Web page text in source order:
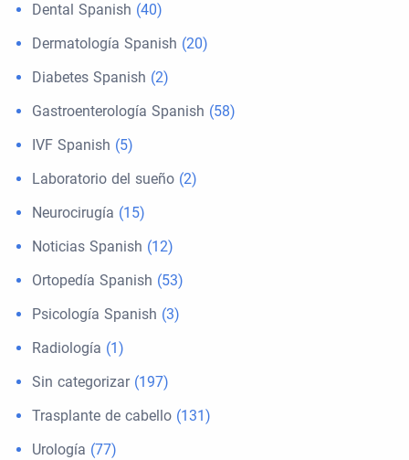
Dental Spanish (40)
Dermatología Spanish (20)
Diabetes Spanish (2)
Gastroenterología Spanish (58)
IVF Spanish (5)
Laboratorio del sueño (2)
Neurocirugía (15)
Noticias Spanish (12)
Ortopedía Spanish (53)
Psicología Spanish (3)
Radiología (1)
Sin categorizar(197)
Trasplante de cabello (131)
Urología (77)